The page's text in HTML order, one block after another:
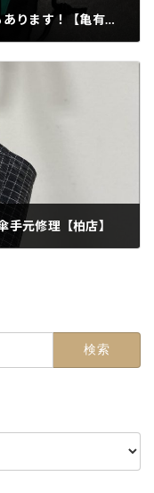
手作りマスク こんなデザイン・柄もあります！【亀有店】
元修理【柏店】